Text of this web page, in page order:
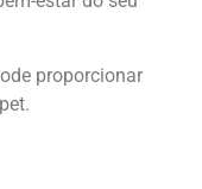
proporcionar